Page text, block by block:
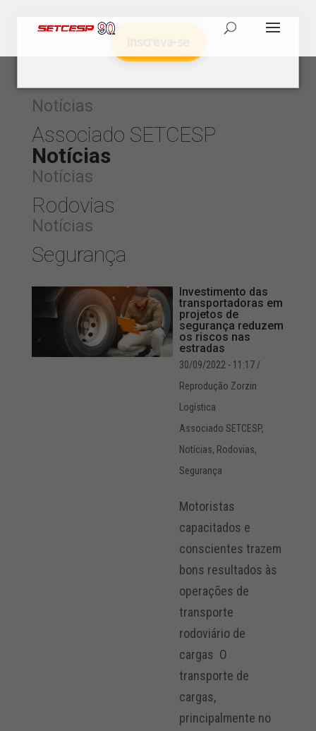
Notícias
Associado SETCESP
Notícias
Notícias
Rodovias
Notícias
Segurança
Investimento das
transportadoras em
projetos de
segurança reduzem
os riscos nas
estradas
30/09/2022 - 11:17/
Reprodução Zorzin
Logística
Associado SETCESP,
Notícias, Rodovias,
Segurança
Motoristas
capacitados e
conscientes trazem
bons resultados às
operações de
transporte
rodoviário de
cargas O
transporte de
cargas,
principalmente no